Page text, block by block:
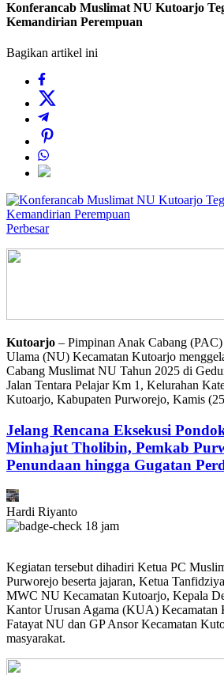
Konferancab Muslimat NU Kutoarjo
Kemandirian Perempuan
Bagikan artikel ini
Perbesar
Kutoarjo – Pimpinan Anak Cabang
Ulama (NU) Kecamatan Kutoarjo
Cabang Muslimat NU Tahun 2025 di
Jalan Tentara Pelajar Km 1, Kelurahan
Kutoarjo, Kabupaten Purworejo, Kamis
Jelang Rencana Eksekusi
Minhajut Tholibin, Pemkab
Penundaan hingga Gugatan
Hardi Riyanto
18 jam
Kegiatan tersebut dihadiri Ketua PC
Purworejo beserta jajaran, Ketua
MWC NU Kecamatan Kutoarjo, Kepala
Kantor Urusan Agama (KUA) Kecamatan
Fatayat NU dan GP Ansor Kecamatan
masyarakat.